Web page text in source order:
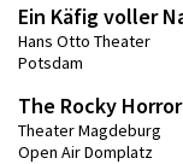
Ein Käfig voller
Hans Otto Theater
Potsdam
The Rocky
Theater Magdeburg
Open Air Domplatz